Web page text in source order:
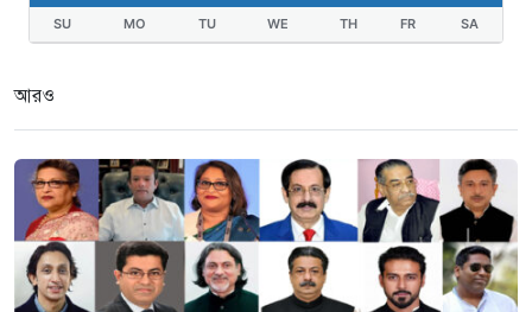
SU MO TU WE TH FR SA
আরও